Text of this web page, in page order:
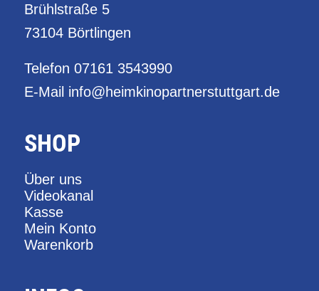
Brühlstraße 5
73104 Börtlingen
Telefon 07161 3543990
E-Mail info@heimkinopartnerstuttgart.de
SHOP
Über uns
Videokanal
Kasse
Mein Konto
Warenkorb